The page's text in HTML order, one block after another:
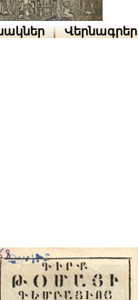
Վերնագրեր